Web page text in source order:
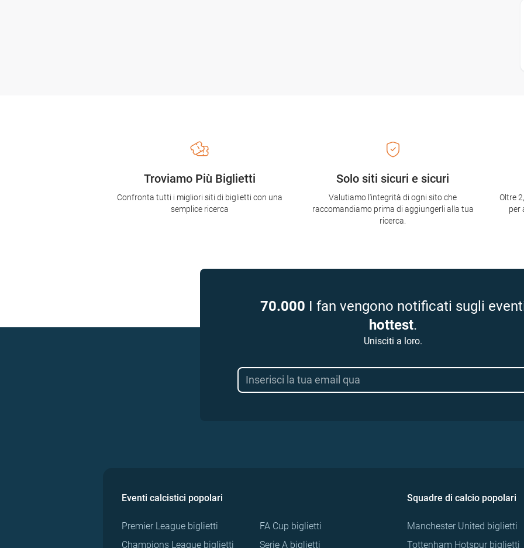
Solo siti sicuri e sicuri
Valutiamo l'integrità di ogni sito che
raccomandiamo prima di aggiungerli alla tua
ricerca.
Troviamo Più Biglietti
Confronta tutti i migliori siti di biglietti con una
semplice ricerca
Oltre
per
70.000 I fan vengono notificati sugli
hottest.
Unisciti a loro.
Eventi calcistici popolari
Premier League biglietti
Champions League biglietti
FA Cup biglietti
Serie A biglietti
Squadre di calcio popolari
Manchester United biglietti
Tottenham Hotspur biglietti